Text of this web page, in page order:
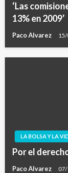
‘Las
13% en 2009’
Paco Alvarez
LA BOLSA Y LA
Por el
Paco Alvarez